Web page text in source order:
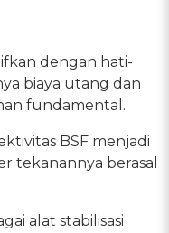
dengan hati-
biaya utang dan
fundamental.
BSF menjadi
tekanannya berasal
alat stabilisasi